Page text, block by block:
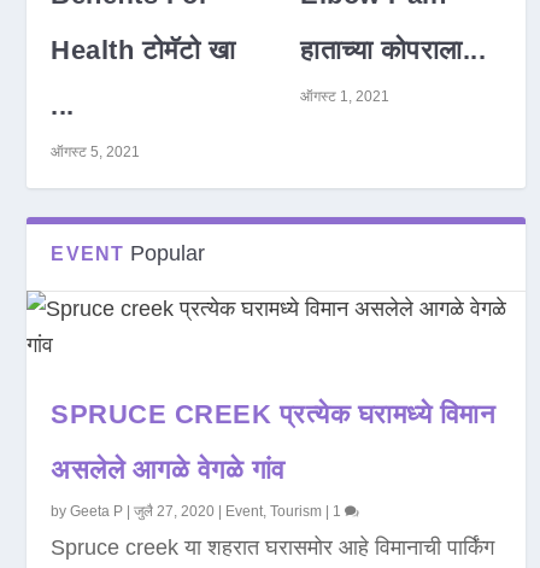
Health टोमॅटो खा
...
ऑगस्ट 5, 2021
हाताच्या कोपराला...
ऑगस्ट 1, 2021
EVENT Popular
SPRUCE CREEK प्रत्येक घरामध्ये विमान
असलेले आगळे वेगळे गांव
byGeeta P |जुलै 27, 2020 Event,Tourism 1
Spruce creek या शहरात घरासमोर आहे विमानाची पार्किंग